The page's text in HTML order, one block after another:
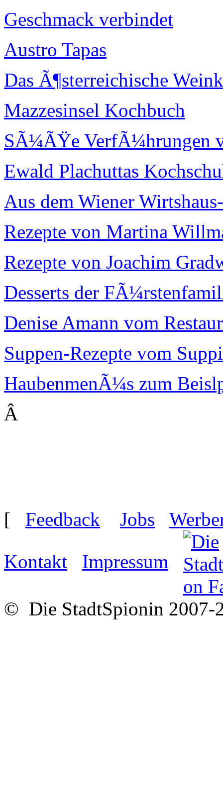
Geschmack verbindet
Austro Tapas
Das Ã¶sterreichische
Mazzesinsel Kochbuch
SÃ¼ÃŸe VerfÃ¼hrungen
Ewald Plachuttas
Aus dem Wiener
Rezepte von Martina
Rezepte von Joachim
Desserts der
Denise Amann vom
Suppen-Rezepte vom
HaubenmenÃ¼s zum
Â
[ Feedback Jobs
Kontakt
Impressum
© Die StadtSpionin 2007-